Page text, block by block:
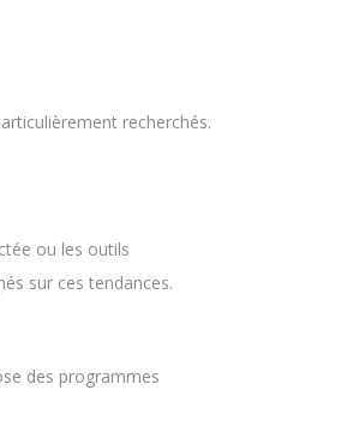
recherchés.
ou les outils
sur ces tendances.
des programmes